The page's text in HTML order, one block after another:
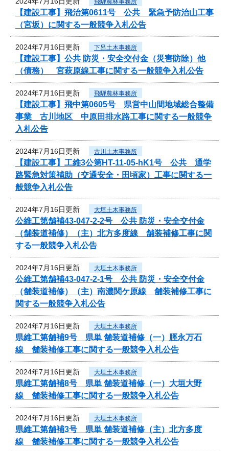
飛騨農林事務所
【建設工事】飛治第0611号 公共 緊急予防治山工事
（宮坂）に関する一般競争入札公告
2024年7月16日更新 下呂土木事務所
【建設工事】公共 防災・安全交付金（災害防除）他
（債務） 宮萩原線工事に関する一般競争入札公告
2024年7月16日更新 飛騨農林事務所
【建設工事】飛中第0605号 県営中山間地域総合整備
事業 古川地区 中原田排水路工事に関する一般競争
入札公告
2024年7月16日更新 古川土木事務所
【建設工事】工維3公第HT-11-05-hK1号 公共 通学
路緊急対策補助（交通安全・田頃家）工事に関する一
般競争入札公告
2024年7月16日更新 大垣土木事務所
公維工第舗補43-047-2-2号 公共 防災・安全交付金
（舗装道補修）（主）北方多度線 舗装補修工事に関
する一般競争入札公告
2024年7月16日更新 大垣土木事務所
公維工第舗補43-047-2-1号 公共 防災・安全交付金
（舗装道補修）（主）南濃関ケ原線 舗装補修工事に
関する一般競争入札公告
2024年7月16日更新 大垣土木事務所
県維工第舗補9号 県単 舗装道補修（一）脛永万石
線 舗装補修工事に関する一般競争入札公告
2024年7月16日更新 大垣土木事務所
県維工第舗補8号 県単 舗装道補修（一）大垣大野
線 舗装補修工事に関する一般競争入札公告
2024年7月16日更新 大垣土木事務所
県維工第舗補3号 県単 舗装道補修（主）北方多度
線 舗装補修工事に関する一般競争入札公告